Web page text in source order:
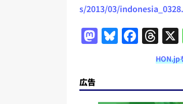
s/2013/03/
M
a
o
Bl
u
s
F
a
e
T
h
re
a
HON.jp
広告